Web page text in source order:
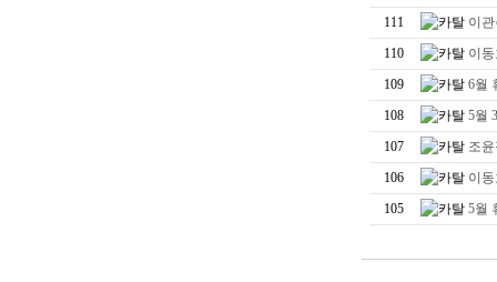
111
이
110
이
109
6월
108
5월
107
조
106
이
105
5월